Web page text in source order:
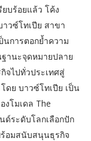
ยบร้อยแล้ว โค้ง
วซ์โทเปีย สาขา
การตอกย้ำความ
ฐานะจุดหมายปลาย
จไปทั่วประเทศสู่
ดย บาวซ์โทเปีย เป็น
โมเดล The
ด์ระดับโลกเลือกปัก
อมสนับสนุนธุรกิจ